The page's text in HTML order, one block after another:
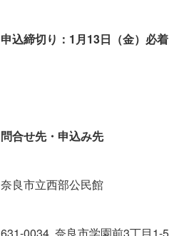
申込締切り：1月13日（金）必着
問合せ先・申込み先
奈良市立西部公民館
631-0034 奈良市学園前3丁目